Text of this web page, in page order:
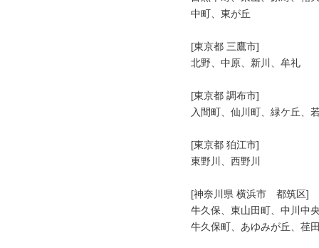
中町、東が丘
[東京都 三鷹市]
北野、中原、新川、牟礼
[東京都 調布市]
入間町、仙川町、緑ケ丘、
[東京都 狛江市]
東野川、西野川
[神奈川県 横浜市　都筑区]
牛久保、東山田町、中川中
牛久保町、あゆみが丘、荏